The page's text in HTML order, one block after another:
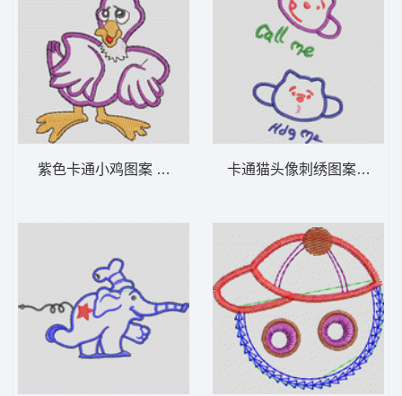
紫色卡通小鸡图案 卡通童装章标贴布 卡通猫头像